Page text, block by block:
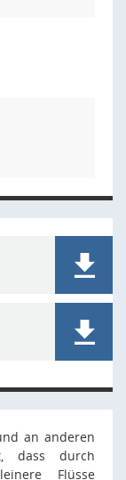
an anderen
dass durch
Flüsse